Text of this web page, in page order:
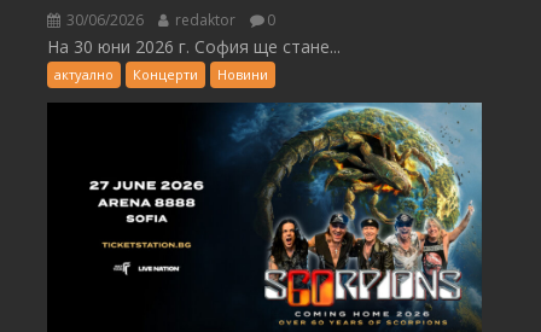
30/06/2026 redaktor 0
На 30 юни 2026 г. София ще стане...
актуално Концерти Новини